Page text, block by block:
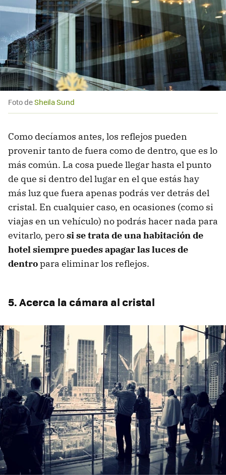
Foto deSheila Sund
Como decíamos antes, los reflejos pueden
provenir tanto de fuera como de dentro, que es lo
más común. La cosa puede llegar hasta el punto
de que si dentro del lugar en el que estás hay
más luz que fuera apenas podrás ver detrás del
cristal. En cualquier caso, en ocasiones (como si
viajas en un vehículo) no podrás hacer nada para
evitarlo, perosi se trata de una habitación de
hotel siempre puedes apagar las luces de
dentropara eliminar los reflejos.
5. Acerca la cámara al cristal